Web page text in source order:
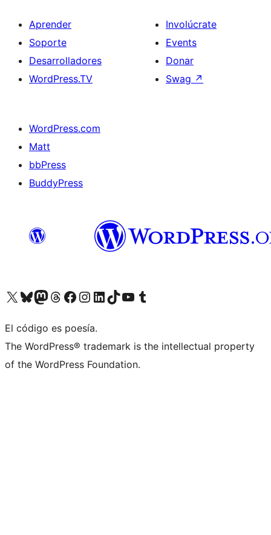
Aprender
Soporte
Desarrolladores
WordPress.TV
Involúcrate
Events
Donar
Swag ↗
WordPress.com
Matt
bbPress
BuddyPress
Visit our X (formerly Twitter) account
Visit our Bluesky account
Visita nuestra cuenta de Twitter
Visit our Threads account
Visita nuestra página de Facebook
Visite nuestra cuenta de Instagram
Visit our LinkedIn account
Visit our TikTok account
Visit our YouTube channel
Visit our Tumblr account
El código es poesía.
The WordPress® trademark is the intellectual property
of the WordPress Foundation.